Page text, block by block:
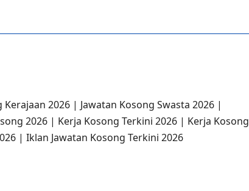
2026 | Jawatan Kosong Swasta 2026 |
2026 | Kerja Kosong Terkini 2026 | Kerja Kosong
| Iklan Jawatan Kosong Terkini 2026